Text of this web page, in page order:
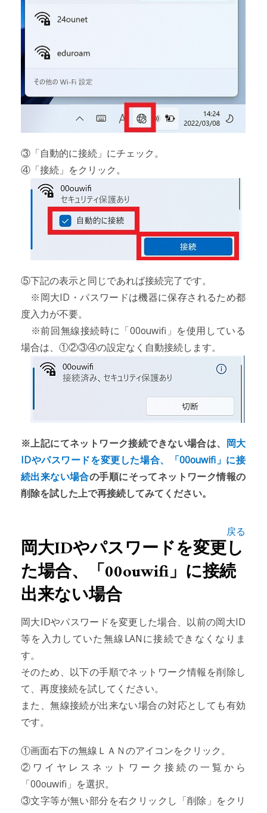
③「自動的に接続」にチェック。
④「接続」をクリック。
⑤下記の表示と同じであれば接続完了です。
※岡大ID・パスワードは機器に保存されるため都
度入力が不要。
※前回無線接続時に「00ouwifi」を使用している
場合は、①②③④の設定なく自動接続します。
※上記にてネットワーク接続できない場合は、 岡大
IDやパスワードを変更した場合、「00ouwifi」に接
続出来ない場合の手順にそってネットワーク情報の
削除を試した上で再接続してみてください。
戻る
岡大IDやパスワードを変更し
た場合、「00ouwifi」に接続
出来ない場合
岡大IDやパスワードを変更した場合、以前の岡大ID
等を入力していた無線LANに接続できなくなりま
す。
そのため、以下の手順でネットワーク情報を削除し
て、再度接続を試してください。
また、無線接続が出来ない場合の対応としても有効
です。
①画面右下の無線ＬＡＮのアイコンをクリック。
②ワイヤレスネットワーク接続の一覧から
「00ouwifi」を選択。
③文字等が無い部分を右クリックし「削除」をクリ